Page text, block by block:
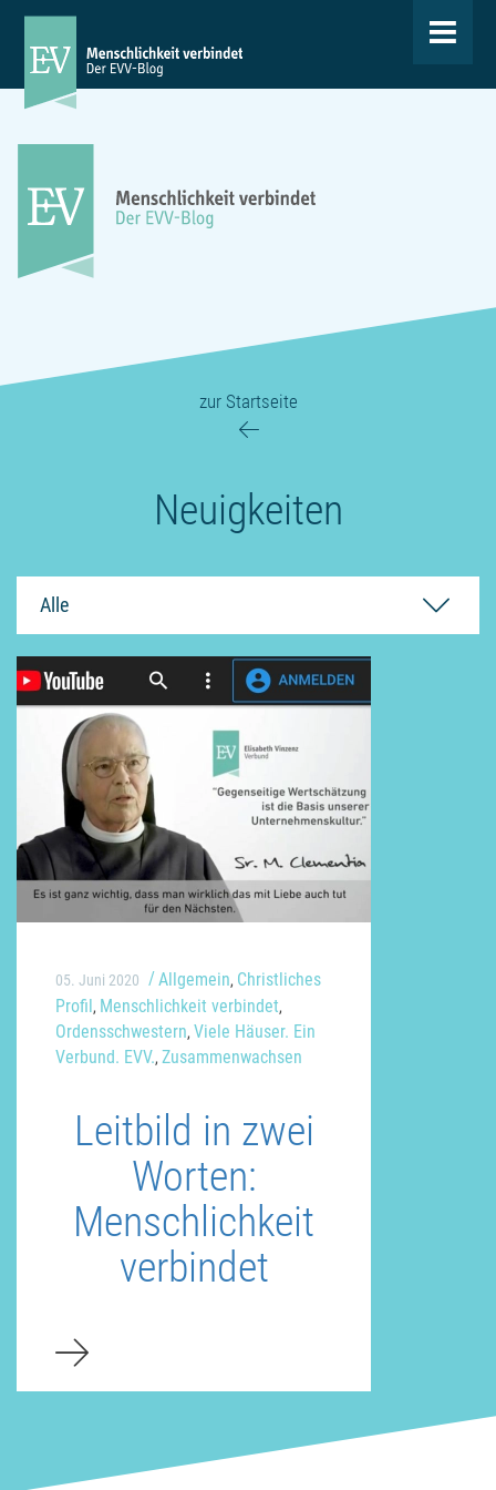
Toggle
zur Startseite
Neuigkeiten
Alle
05. Juni 2020 Allgemein, Christliches
Profil, Menschlichkeit verbindet,
Ordensschwestern, Viele Häuser. Ein
Verbund. EVV., Zusammenwachsen
Leitbild in zwei
Worten:
Menschlichkeit
verbindet